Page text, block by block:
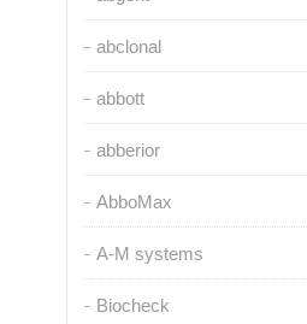
abclonal
abbott
abberior
AbboMax
A-M systems
Biocheck